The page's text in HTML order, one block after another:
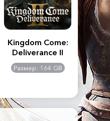
Kingdom Come:
Deliverance II
Размер: 164 GB
The